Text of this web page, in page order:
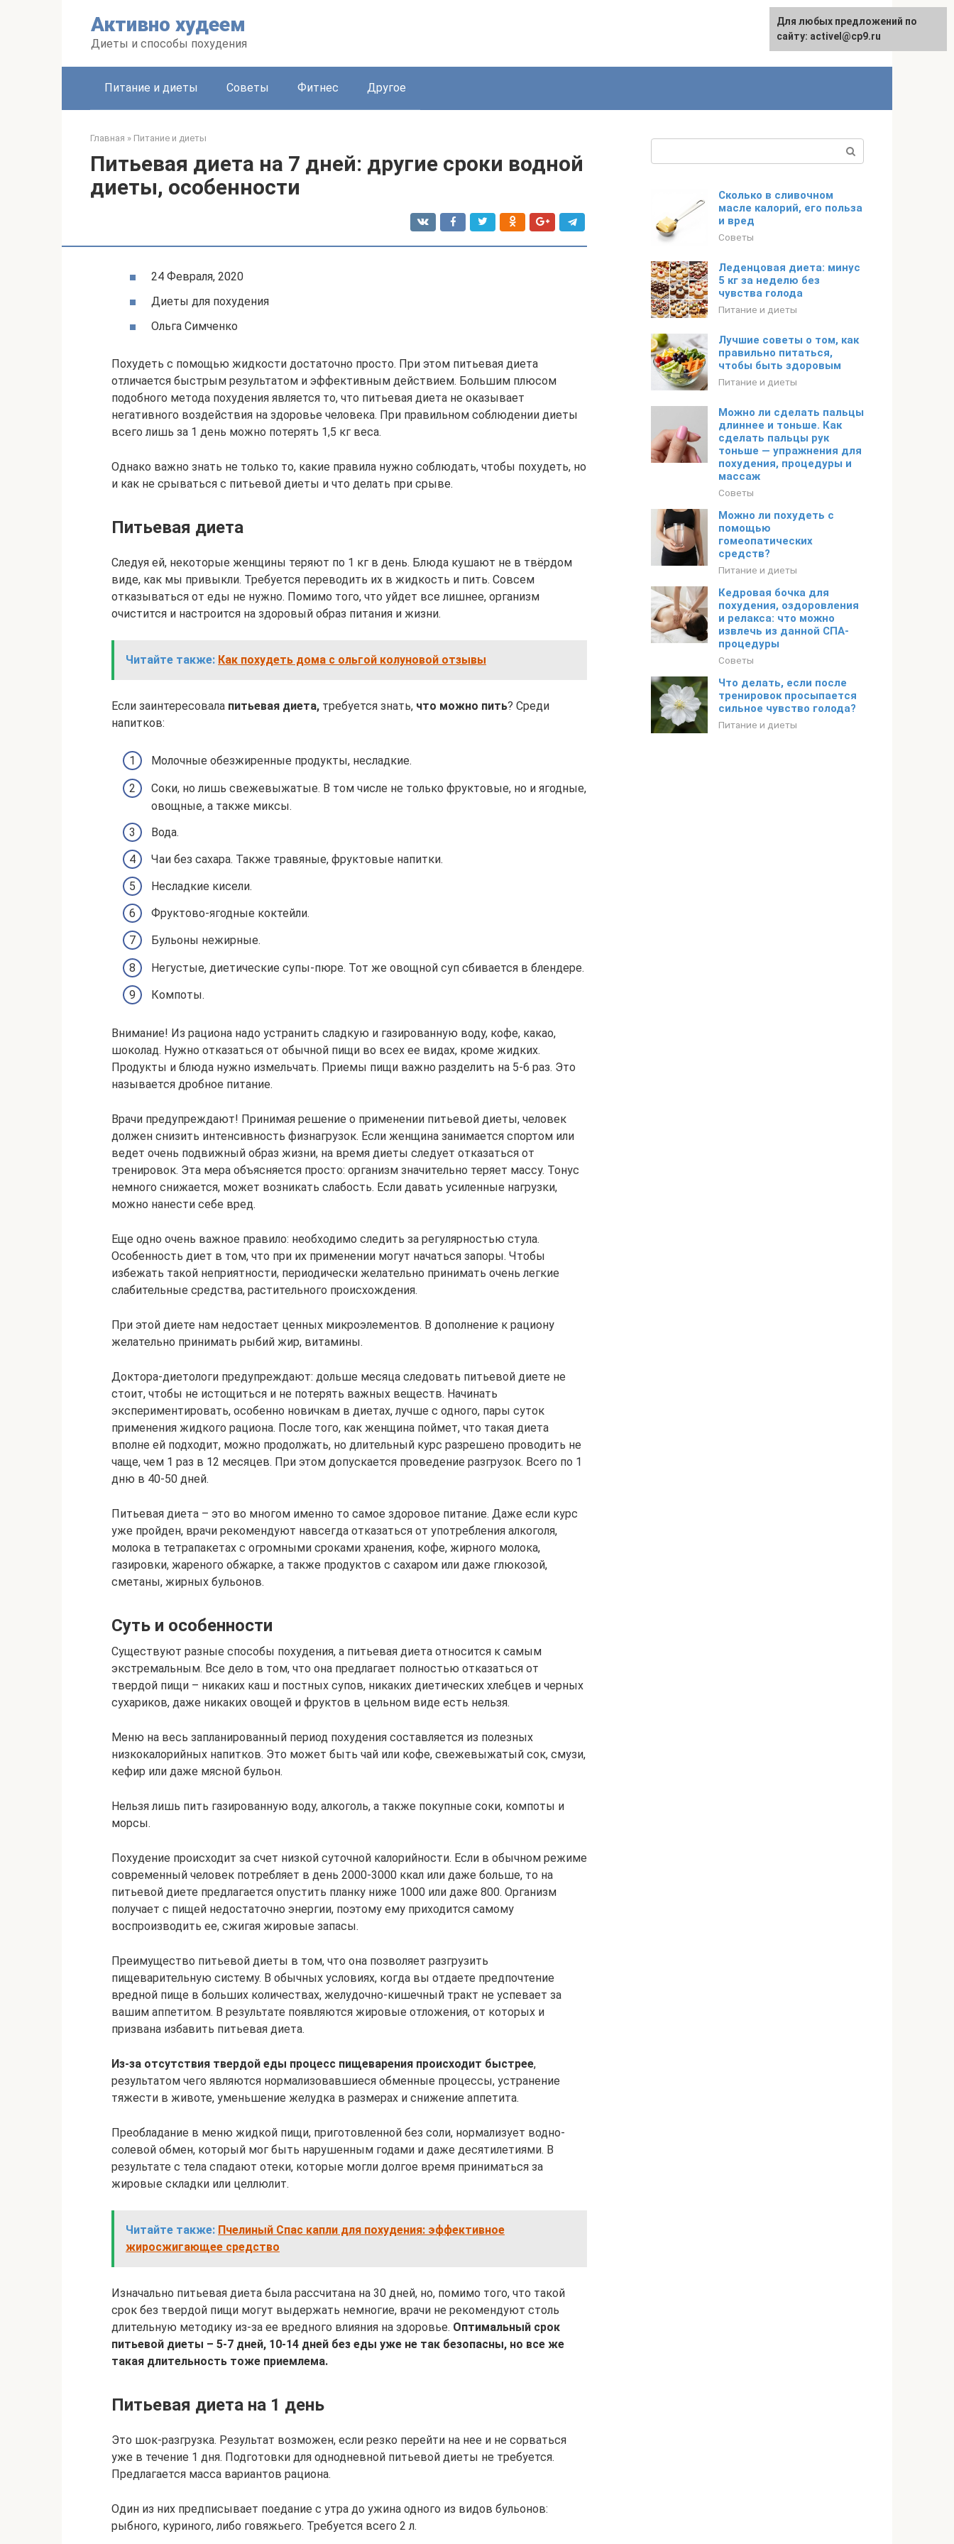
Активно худеем
Диеты и способы похудения
English
Питание и диеты Советы Фитнес Другое
Главная » Питание и диеты
Питьевая диета на 7 дней: другие сроки водной
диеты, особенности
24 Февраля, 2020
Диеты для похудения
Ольга Симченко
Похудеть с помощью жидкости достаточно просто. При этом питьевая диета
отличается быстрым результатом и эффективным действием. Большим плюсом
подобного метода похудения является то, что питьевая диета не оказывает
негативного воздействия на здоровье человека. При правильном соблюдении диеты
всего лишь за 1 день можно потерять 1,5 кг веса.
Однако важно знать не только то, какие правила нужно соблюдать, чтобы похудеть, но
и как не срываться с питьевой диеты и что делать при срыве.
Питьевая диета
Следуя ей, некоторые женщины теряют по 1 кг в день. Блюда кушают не в твёрдом
виде, как мы привыкли. Требуется переводить их в жидкость и пить. Совсем
отказываться от еды не нужно. Помимо того, что уйдет все лишнее, организм
очистится и настроится на здоровый образ питания и жизни.
Читайте также: Как похудеть дома с ольгой колуновой отзывы
Если заинтересовала питьевая диета, требуется знать, что можно пить? Среди
напитков:
Молочные обезжиренные продукты, несладкие.
Соки, но лишь свежевыжатые. В том числе не только фруктовые, но и ягодные,
овощные, а также миксы.
Вода.
Чаи без сахара. Также травяные, фруктовые напитки.
Несладкие кисели.
Фруктово-ягодные коктейли.
Бульоны нежирные.
Негустые, диетические супы-пюре. Тот же овощной суп сбивается в блендере.
Компоты.
Внимание! Из рациона надо устранить сладкую и газированную воду, кофе, какао,
шоколад. Нужно отказаться от обычной пищи во всех ее видах, кроме жидких.
Продукты и блюда нужно измельчать. Приемы пищи важно разделить на 5-6 раз. Это
называется дробное питание.
Врачи предупреждают! Принимая решение о применении питьевой диеты, человек
должен снизить интенсивность физнагрузок. Если женщина занимается спортом или
ведет очень подвижный образ жизни, на время диеты следует отказаться от
тренировок. Эта мера объясняется просто: организм значительно теряет массу. Тонус
немного снижается, может возникать слабость. Если давать усиленные нагрузки,
можно нанести себе вред.
Еще одно очень важное правило: необходимо следить за регулярностью стула.
Особенность диет в том, что при их применении могут начаться запоры. Чтобы
избежать такой неприятности, периодически желательно принимать очень легкие
слабительные средства, растительного происхождения.
При этой диете нам недостает ценных микроэлементов. В дополнение к рациону
желательно принимать рыбий жир, витамины.
Доктора-диетологи предупреждают: дольше месяца следовать питьевой диете не
стоит, чтобы не истощиться и не потерять важных веществ. Начинать
экспериментировать, особенно новичкам в диетах, лучше с одного, пары суток
применения жидкого рациона. После того, как женщина поймет, что такая диета
вполне ей подходит, можно продолжать, но длительный курс разрешено проводить не
чаще, чем 1 раз в 12 месяцев. При этом допускается проведение разгрузок. Всего по 1
дню в 40-50 дней.
Питьевая диета – это во многом именно то самое здоровое питание. Даже если курс
уже пройден, врачи рекомендуют навсегда отказаться от употребления алкоголя,
молока в тетрапакетах с огромными сроками хранения, кофе, жирного молока,
газировки, жареного обжарке, а также продуктов с сахаром или даже глюкозой,
сметаны, жирных бульонов.
Суть и особенности
Существуют разные способы похудения, а питьевая диета относится к самым
экстремальным. Все дело в том, что она предлагает полностью отказаться от
твердой пищи – никаких каш и постных супов, никаких диетических хлебцев и черных
сухариков, даже никаких овощей и фруктов в цельном виде есть нельзя.
Меню на весь запланированный период похудения составляется из полезных
низкокалорийных напитков. Это может быть чай или кофе, свежевыжатый сок, смузи,
кефир или даже мясной бульон.
Нельзя лишь пить газированную воду, алкоголь, а также покупные соки, компоты и
морсы.
Похудение происходит за счет низкой суточной калорийности. Если в обычном режиме
современный человек потребляет в день 2000-3000 ккал или даже больше, то на
питьевой диете предлагается опустить планку ниже 1000 или даже 800. Организм
получает с пищей недостаточно энергии, поэтому ему приходится самому
воспроизводить ее, сжигая жировые запасы.
Преимущество питьевой диеты в том, что она позволяет разгрузить
пищеварительную систему. В обычных условиях, когда вы отдаете предпочтение
вредной пище в больших количествах, желудочно-кишечный тракт не успевает за
вашим аппетитом. В результате появляются жировые отложения, от которых и
призвана избавить питьевая диета.
Из-за отсутствия твердой еды процесс пищеварения происходит быстрее,
результатом чего являются нормализовавшиеся обменные процессы, устранение
тяжести в животе, уменьшение желудка в размерах и снижение аппетита.
Преобладание в меню жидкой пищи, приготовленной без соли, нормализует водно-
солевой обмен, который мог быть нарушенным годами и даже десятилетиями. В
результате с тела спадают отеки, которые могли долгое время приниматься за
жировые складки или целлюлит.
Читайте также: Пчелиный Спас капли для похудения: эффективное
жиросжигающее средство
Изначально питьевая диета была рассчитана на 30 дней, но, помимо того, что такой
срок без твердой пищи могут выдержать немногие, врачи не рекомендуют столь
длительную методику из-за ее вредного влияния на здоровье. Оптимальный срок
питьевой диеты – 5-7 дней, 10-14 дней без еды уже не так безопасны, но все же
такая длительность тоже приемлема.
Питьевая диета на 1 день
Это шок-разгрузка. Результат возможен, если резко перейти на нее и не сорваться
уже в течение 1 дня. Подготовки для однодневной питьевой диеты не требуется.
Предлагается масса вариантов рациона.
Один из них предписывает поедание с утра до ужина одного из видов бульонов:
рыбного, куриного, либо говяжьего. Требуется всего 2 л.
Сколько в сливочном
масле калорий, его польза
и вред
Советы
Леденцовая диета: минус
5 кг за неделю без
чувства голода
Питание и диеты
Лучшие советы о том, как
правильно питаться,
чтобы быть здоровым
Питание и диеты
Можно ли сделать пальцы
длиннее и тоньше. Как
сделать пальцы рук
тоньше — упражнения для
похудения, процедуры и
массаж
Советы
Можно ли похудеть с
помощью
гомеопатических
средств?
Питание и диеты
Кедровая бочка для
похудения, оздоровления
и релакса: что можно
извлечь из данной СПА-
процедуры
Советы
Что делать, если после
тренировок просыпается
сильное чувство голода?
Питание и диеты
Для любых предложений по
сайту: activel@cp9.ru